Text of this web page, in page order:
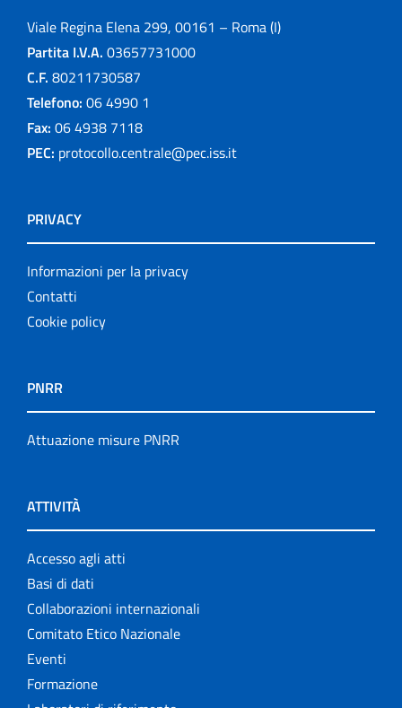
Viale Regina Elena 299, 00161 – Roma (I)
Partita I.V.A. 03657731000
C.F. 80211730587
Telefono: 06 4990 1
Fax: 06 4938 7118
PEC: protocollo.centrale@pec.iss.it
PRIVACY
Informazioni per la privacy
Contatti
Cookie policy
PNRR
Attuazione misure PNRR
ATTIVITÀ
Accesso agli atti
Basi di dati
Collaborazioni internazionali
Comitato Etico Nazionale
Eventi
Formazione